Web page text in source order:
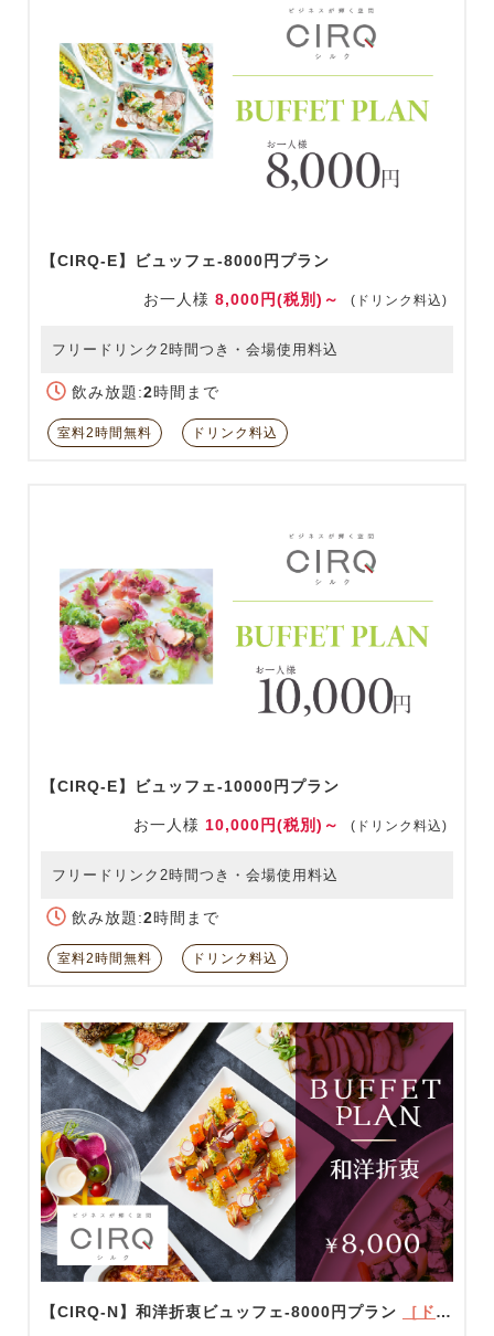
【CIRQ-E】ビュッフェ-8000円プラン
お一人様 8,000円(税別)～ (ドリンク料込)
フリードリンク2時間つき・会場使用料込
飲み放題:2時間まで
室料2時間無料 ドリンク料込
【CIRQ-E】ビュッフェ-10000円プラン
お一人様 10,000円(税別)～ (ドリンク料込)
フリードリンク2時間つき・会場使用料込
飲み放題:2時間まで
室料2時間無料 ドリンク料込
【CIRQ-N】和洋折衷ビュッフェ-8000円プラン ［ドリンク充実！］